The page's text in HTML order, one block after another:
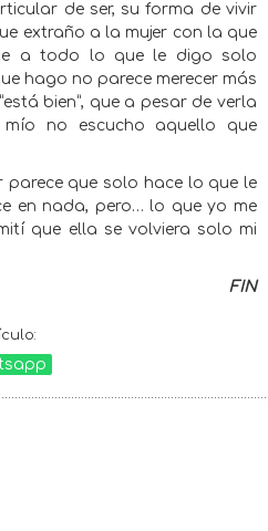
de ser, su forma de vivir
extraño a la mujer con la que
a todo lo que le digo solo
hago no parece merecer más
bien”, que a pesar de verla
no escucho aquello que
parece que solo hace lo que le
en nada, pero… lo que yo me
que ella se volviera solo mi
FIN